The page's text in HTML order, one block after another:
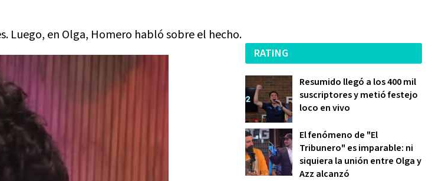
Luego, en Olga, Homero habló sobre el hecho.
RATING
Resumido llegó a los 400 mil
suscriptores y metió festejo
loco en vivo
El fenómeno de "El
Tribunero" es imparable: ni
siquiera la unión entre Olga y
Azz alcanzó